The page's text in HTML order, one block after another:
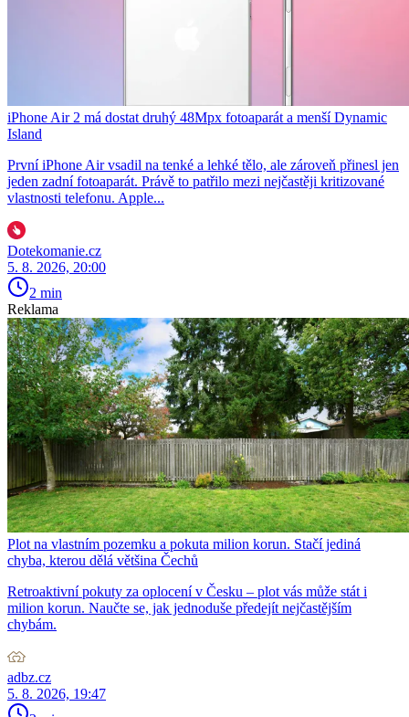
iPhone Air 2 má dostat druhý 48Mpx fotoaparát a menší Dynamic
Island
První iPhone Air vsadil na tenké a lehké tělo, ale zároveň přinesl jen
jeden zadní fotoaparát. Právě to patřilo mezi nejčastěji kritizované
vlastnosti telefonu. Apple...
Dotekomanie.cz
5. 8. 2026, 20:00
2 min
Reklama
Plot na vlastním pozemku a pokuta milion korun. Stačí jediná
chyba, kterou dělá většina Čechů
Retroaktivní pokuty za oplocení v Česku – plot vás může stát i
milion korun. Naučte se, jak jednoduše předejít nejčastějším
chybám.
adbz.cz
5. 8. 2026, 19:47